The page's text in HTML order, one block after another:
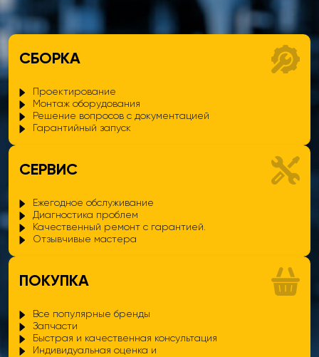
• Доступны модели с встроенным резервным нагревателем на 3, 6
или 9 кВт, а также версии без нагревателя.
для повышения эффективности работы системы.
• Приложение Onecta (дополнительное оборудование) –
позволяет управлять климатом в помещении через смартфон или
планшет.
• Голосовое управление – возможность контролировать устройство
Электрический нагревательный элемент: 9 кВт
870x1100x460
СБОРКА
Проектирование
Монтаж оборудования
Решение вопросов с документацией
Гарантийный запуск
СЕРВИС
Ежегодное обслуживание
Диагностика проблем
Качественный ремонт с гарантией.
Отзывчивые мастера
ПОКУПКА
Все популярные бренды
Запчасти
Быстрая и качественная консультация
Индивидуальная оценка и